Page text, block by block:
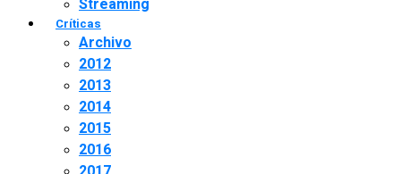
Streaming
Críticas
Archivo
2012
2013
2014
2015
2016